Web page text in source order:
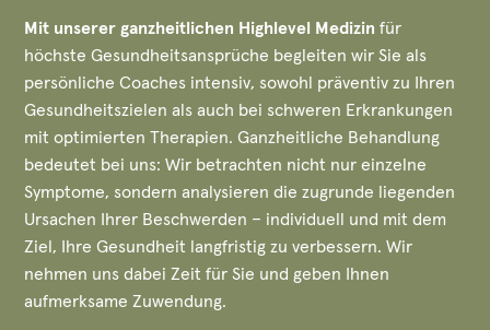
Mit unserer ganzheitlichen Highlevel Medizin für
höchste Gesundheitsansprüche begleiten wir Sie als
persönliche Coaches intensiv, sowohl präventiv zu Ihren
Gesundheitszielen als auch bei schweren Erkrankungen
mit optimierten Therapien. Ganzheitliche Behandlung
bedeutet bei uns: Wir betrachten nicht nur einzelne
Symptome, sondern analysieren die zugrunde liegenden
Ursachen Ihrer Beschwerden – individuell und mit dem
Ziel, Ihre Gesundheit langfristig zu verbessern. Wir
nehmen uns dabei Zeit für Sie und geben Ihnen
aufmerksame Zuwendung.